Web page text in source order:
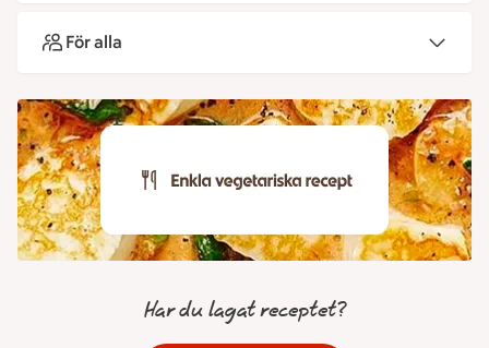
För alla
Har du lagat receptet?